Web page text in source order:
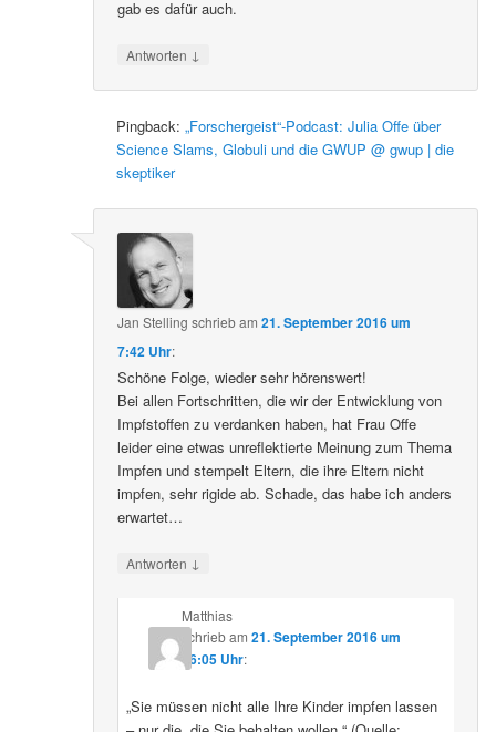
gab es dafür auch.
Antworten ↓
Pingback:„Forschergeist“-Podcast: Julia Offe über
Science Slams, Globuli und die GWUP @ gwup | die
skeptiker
Jan Stelling schriebam21. September 2016 um
7:42 Uhr:
Schöne Folge, wieder sehr hörenswert!
Bei allen Fortschritten, die wir der Entwicklung von
Impfstoffen zu verdanken haben, hat Frau Offe
leider eine etwas unreflektierte Meinung zum Thema
Impfen und stempelt Eltern, die ihre Eltern nicht
impfen, sehr rigide ab. Schade, das habe ich anders
erwartet…
Antworten ↓
Matthias
schriebam 21. September 2016 um
16:05 Uhr:
„Sie müssen nicht alle Ihre Kinder impfen lassen